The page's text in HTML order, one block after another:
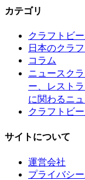
カテゴリ
クラフトビ
日本のクラ
コラム
ニュース ク
ー、レスト
に関わるニ
クラフトビ
サイトについて
運営会社
プライバシ